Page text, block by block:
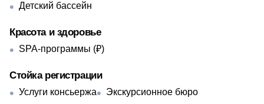
Детский бассейн
Красота и здоровье
SPA-программы (₽)
Стойка регистрации
Услуги консьержа Экскурсионное бюро